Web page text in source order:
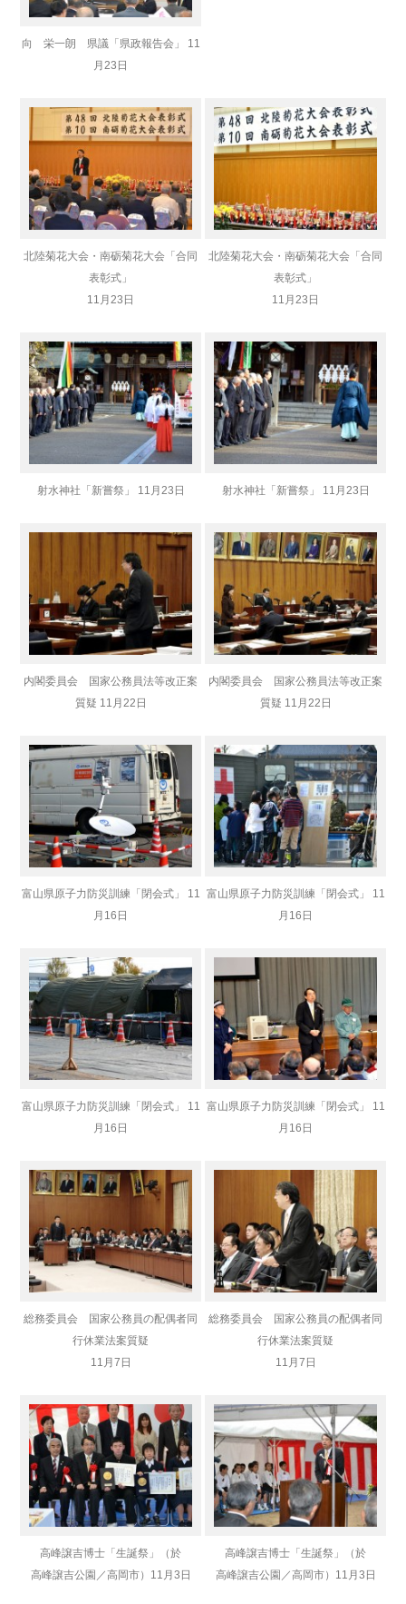
向 栄一朗 県議「県政報告会」 11
月23日
北陸菊花大会・南砺菊花大会「合同
表彰式」
11月23日
北陸菊花大会・南砺菊花大会「合同
表彰式」
11月23日
射水神社「新嘗祭」 11月23日 射水神社「新嘗祭」 11月23日
内閣委員会 国家公務員法等改正案
質疑 11月22日
内閣委員会 国家公務員法等改正案
質疑 11月22日
富山県原子力防災訓練「閉会式」 11
月16日
富山県原子力防災訓練「閉会式」 11
月16日
富山県原子力防災訓練「閉会式」 11
月16日
富山県原子力防災訓練「閉会式」 11
月16日
総務委員会 国家公務員の配偶者同
行休業法案質疑
11月7日
総務委員会 国家公務員の配偶者同
行休業法案質疑
11月7日
高峰譲吉博士「生誕祭」（於
高峰譲吉公園／高岡市） 11月3日
高峰譲吉博士「生誕祭」（於
高峰譲吉公園／高岡市） 11月3日